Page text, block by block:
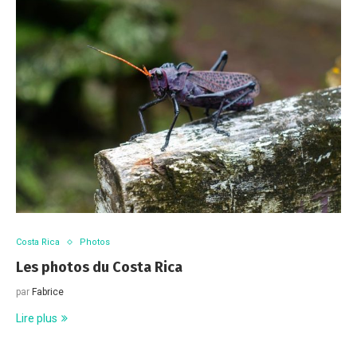
Costa Rica Photos
Les photos du Costa Rica
par Fabrice
Lire plus